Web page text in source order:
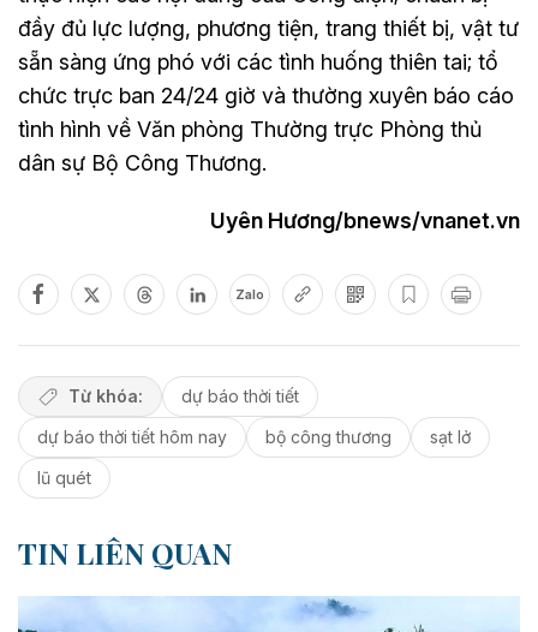
đầy đủ lực lượng, phương tiện, trang thiết bị, vật tư
sẵn sàng ứng phó với các tình huống thiên tai; tổ
chức trực ban 24/24 giờ và thường xuyên báo cáo
tình hình về Văn phòng Thường trực Phòng thủ
dân sự Bộ Công Thương.
Uyên Hương/bnews/vnanet.vn
Zalo
Từ khóa:
dự báo thời tiết
dự báo thời tiết hôm nay
bộ công thương
sạt lở
lũ quét
TIN LIÊN QUAN